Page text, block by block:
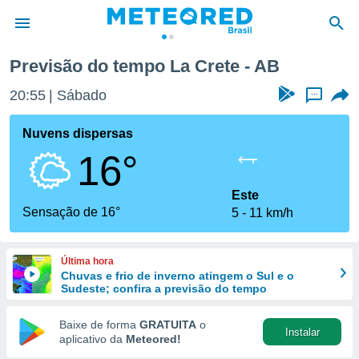
da
fornecidas
a este
das
e
forma
digital
Previsão do tempo La Crete - AB
20:55 Sábado ...
Nuvens dispersas
16°
Sensação de 16°
Este
5
11 km/h
Última hora
Chuvas e frio de inverno atingem o Sul e o
Sudeste; confira a previsão do tempo
Baixe de forma GRATUITA o
aplicativo da Meteored!
Instalar